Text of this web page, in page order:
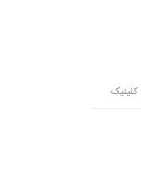
کلینیک